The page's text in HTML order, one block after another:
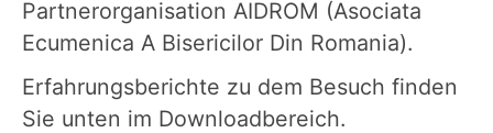
Partnerorganisation AIDROM (Asociata
Ecumenica A Bisericilor Din Romania).
Erfahrungsberichte zu dem Besuch finden
Sie unten im Downloadbereich.